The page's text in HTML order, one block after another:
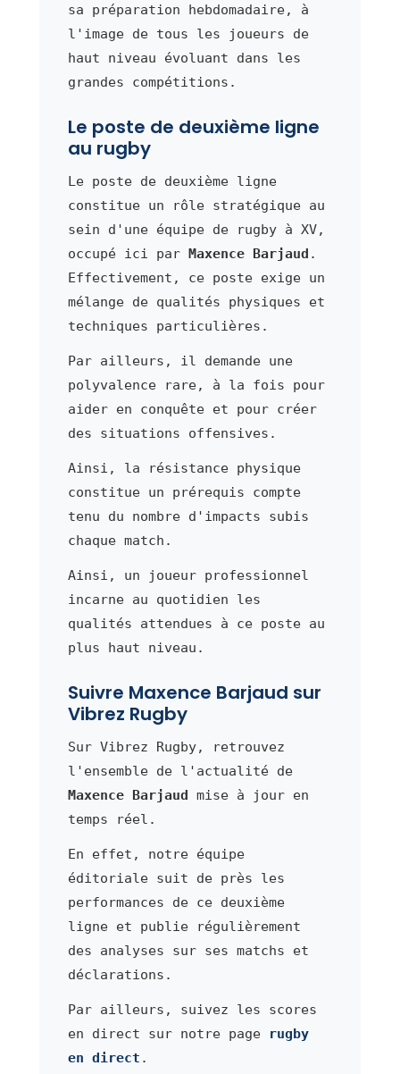
sa préparation hebdomadaire, à
l'image de tous les joueurs de
haut niveau évoluant dans les
grandes compétitions.
Le poste de deuxième ligne
au rugby
Le poste de deuxième ligne
constitue un rôle stratégique au
sein d'une équipe de rugby à XV,
occupé ici par Maxence Barjaud .
Effectivement, ce poste exige un
mélange de qualités physiques et
techniques particulières.
Par ailleurs, il demande une
polyvalence rare, à la fois pour
aider en conquête et pour créer
des situations offensives.
Ainsi, la résistance physique
constitue un prérequis compte
tenu du nombre d'impacts subis
chaque match.
Ainsi, un joueur professionnel
incarne au quotidien les
qualités attendues à ce poste au
plus haut niveau.
Suivre Maxence Barjaud sur
Vibrez Rugby
Sur Vibrez Rugby, retrouvez
l'ensemble de l'actualité de
Maxence Barjaud mise à jour en
temps réel.
En effet, notre équipe
éditoriale suit de près les
performances de ce deuxième
ligne et publie régulièrement
des analyses sur ses matchs et
déclarations.
Par ailleurs, suivez les scores
en direct sur notre page
rugby
en direct .